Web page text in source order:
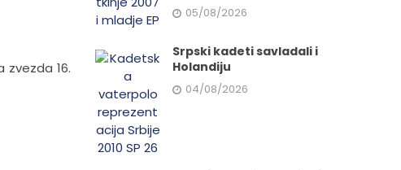
zvezda 16.
05/08/2026
Srpski kadeti savladali i
Holandiju
04/08/2026